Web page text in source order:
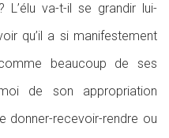
L’élu va-t-il se grandir lui-
qu’il a si manifestement
beaucoup de ses
de son appropriation
donner-recevoir-rendre ou